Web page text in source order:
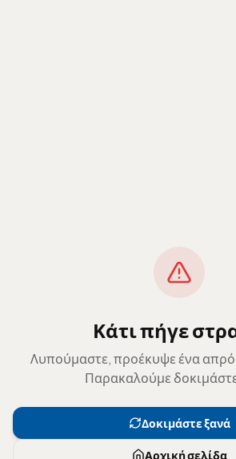
Κάτι πήγε
Λυπούμαστε, προέκυψε ένα
Παρακαλούμε
Δοκιμάστε ξανά
Αρχική σελίδα